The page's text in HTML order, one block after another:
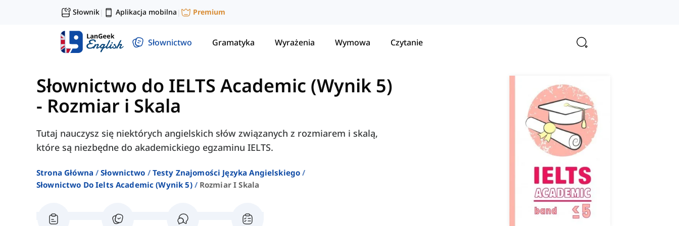
Słownik| Aplikacja mobilna | Premium
Słownictwo Gramatyka Wyrażenia Wymowa Czytanie
Słownictwo do IELTS Academic (Wynik 5)
- Rozmiar i Skala
Tutaj nauczysz się niektórych angielskich słów związanych z rozmiarem i skalą,
które są niezbędne do akademickiego egzaminu IELTS.
Strona Główna Słownictwo
Testy Znajomości Języka Angielskiego
Słownictwo Do Ielts Academic (wynik 5)
Rozmiar I Skala